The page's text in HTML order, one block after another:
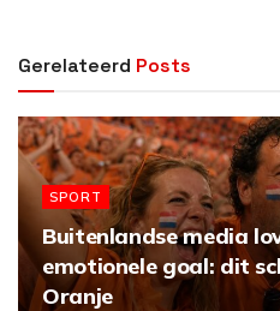
Gerelateerd Posts
SPORT
Buitenlandse media
emotionele goal: dit
Oranje